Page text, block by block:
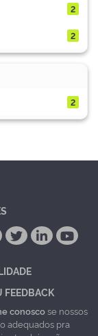
2
2
2
FEEDBACK
conoscose nossos
adequados pra